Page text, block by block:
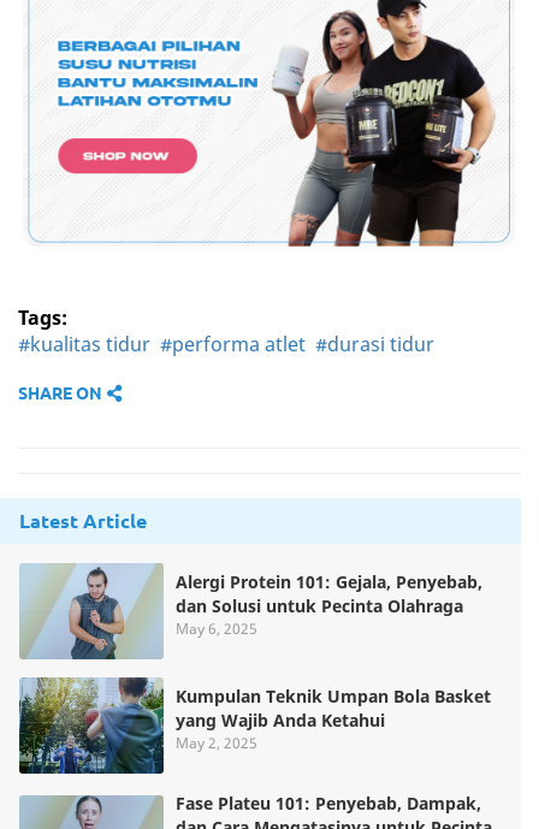
Tags:
#kualitas tidur #performa atlet #durasi tidur
SHARE ON
Latest Article
Alergi Protein 101: Gejala, Penyebab,
dan Solusi untuk Pecinta Olahraga
May 6, 2025
Kumpulan Teknik Umpan Bola Basket
yang Wajib Anda Ketahui
May 2, 2025
Fase Plateu 101: Penyebab, Dampak,